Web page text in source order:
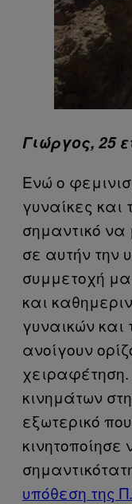
Γιώργος, 25
Ενώ ο
γυναίκες και
σημαντικό
σε αυτήν την
συμμετοχή
και
γυναικών και
ανοίγουν
κινημάτων
εξωτερικό
υπόθεση της